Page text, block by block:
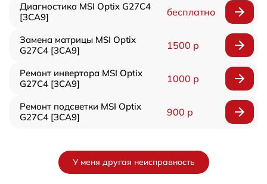
Диагностика MSI Optix G27C4
[3CA9]
бесплатно
Замена матрицы MSI Optix
G27C4 [3CA9]
1500 р
Ремонт инвертора MSI Optix
G27C4 [3CA9]
1000 р
Ремонт подсветки MSI Optix
G27C4 [3CA9]
900 р
У меня другая неисправность